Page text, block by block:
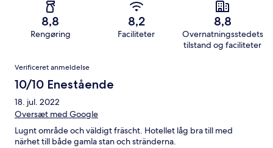
8,8
Rengøring
8,2
Faciliteter
8,8
Overnatningsstedets
tilstand og faciliteter
Anmeldelser
Verificeret anmeldelse
10/10 Enestående
18. jul. 2022
Oversæt med Google
Lugnt område och väldigt fräscht. Hotellet låg bra till med
närhet till både gamla stan och stränderna.